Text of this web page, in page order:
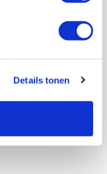
Details tonen